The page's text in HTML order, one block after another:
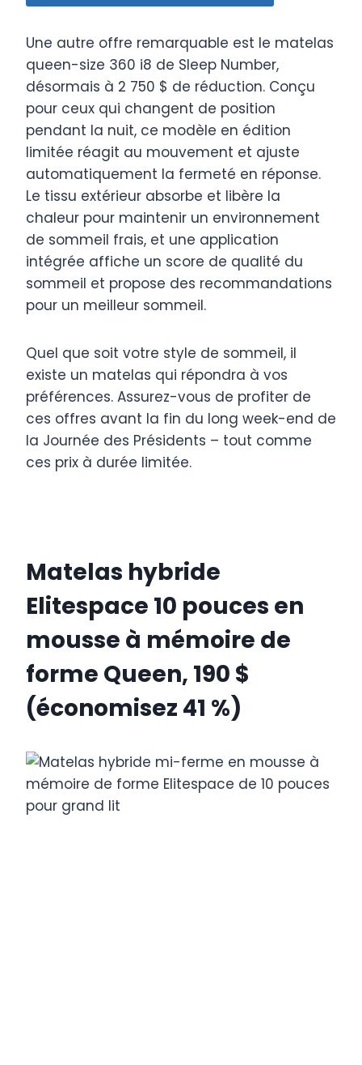
Une autre offre remarquable est le matelas
queen-size 360 ​​i8 de Sleep Number,
désormais à 2 750 $ de réduction. Conçu
pour ceux qui changent de position
pendant la nuit, ce modèle en édition
limitée réagit au mouvement et ajuste
automatiquement la fermeté en réponse.
Le tissu extérieur absorbe et libère la
chaleur pour maintenir un environnement
de sommeil frais, et une application
intégrée affiche un score de qualité du
sommeil et propose des recommandations
pour un meilleur sommeil.
Quel que soit votre style de sommeil, il
existe un matelas qui répondra à vos
préférences. Assurez-vous de profiter de
ces offres avant la fin du long week-end de
la Journée des Présidents – tout comme
ces prix à durée limitée.
Matelas hybride
Elitespace 10 pouces en
mousse à mémoire de
forme Queen, 190 $
(économisez 41 %)